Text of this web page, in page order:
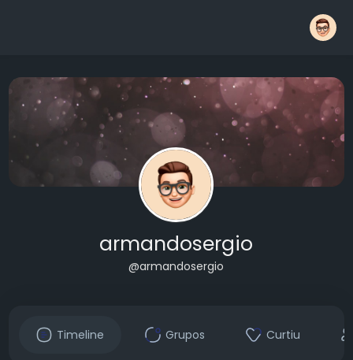
armandosergio
@armandosergio
Timeline Grupos Curtiu